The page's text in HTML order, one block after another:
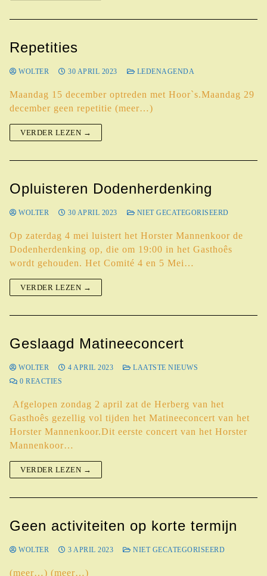
Repetities
WOLTER 30 APRIL 2023 LEDENAGENDA
Maandag 15 december optreden met Hoor`s.Maandag 29
december geen repetitie (meer…)
VERDER LEZEN →
Opluisteren Dodenherdenking
WOLTER 30 APRIL 2023 NIET GECATEGORISEERD
Op zaterdag 4 mei luistert het Horster Mannenkoor de
Dodenherdenking op, die om 19:00 in het Gasthoês
wordt gehouden. Het Comité 4 en 5 Mei…
VERDER LEZEN →
Geslaagd Matineeconcert
WOLTER 4 APRIL 2023
LAATSTE NIEUWS
0 REACTIES
Afgelopen zondag 2 april zat de Herberg van het
Gasthoês gezellig vol tijden het Matineeconcert van het
Horster Mannenkoor.Dit eerste concert van het Horster
Mannenkoor…
VERDER LEZEN →
Geen activiteiten op korte termijn
WOLTER 3 APRIL 2023 NIET GECATEGORISEERD
(meer…) (meer…)